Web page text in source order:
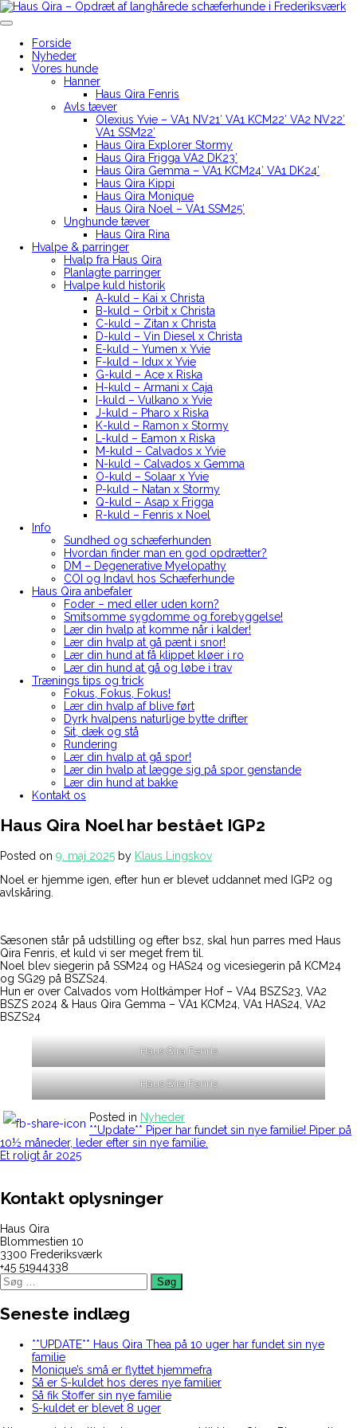
Skip
to
Forside
Nyheder
Vores hunde
Hanner
Haus Qira Fenris
Avls tæver
Olexius Yvie – VA1 NV21′ VA1 KCM22′ VA2 NV22′
VA1 SSM22′
Haus Qira Explorer Stormy
Haus Qira Frigga VA2 DK23′
Haus Qira Gemma – VA1 KCM24′ VA1 DK24′
Haus Qira Kippi
Haus Qira Monique
Haus Qira Noel – VA1 SSM25′
Unghunde tæver
Haus Qira Rina
Hvalpe & parringer
Hvalp fra Haus Qira
Planlagte parringer
Hvalpe kuld historik
A-kuld – Kai x Christa
B-kuld – Orbit x Christa
C-kuld – Zitan x Christa
D-kuld – Vin Diesel x Christa
E-kuld – Yumen x Yvie
F-kuld – Idux x Yvie
G-kuld – Ace x Riska
H-kuld – Armani x Caja
I-kuld – Vulkano x Yvie
J-kuld – Pharo x Riska
K-kuld – Ramon x Stormy
L-kuld – Eamon x Riska
M-kuld – Calvados x Yvie
N-kuld – Calvados x Gemma
O-kuld – Solaar x Yvie
P-kuld – Natan x Stormy
Q-kuld – Asap x Frigga
R-kuld – Fenris x Noel
Info
Sundhed og schæferhunden
Hvordan finder man en god opdrætter?
DM – Degenerative Myelopathy
COI og Indavl hos Schæferhunde
Haus Qira anbefaler
Foder – med eller uden korn?
Smitsomme sygdomme og forebyggelse!
Lær din hvalp at komme når i kalder!
Lær din hvalp at gå pænt i snor!
Lær din hund at få klippet kløer i ro
Lær din hund at gå og løbe i trav
Trænings tips og trick
Fokus, Fokus, Fokus!
Lær din hvalp af blive ført
Dyrk hvalpens naturlige bytte drifter
Sit, dæk og stå
Rundering
Lær din hvalp at gå spor!
Lær din hvalp at lægge sig på spor genstande
Lær din hund at bakke
Kontakt os
Haus Qira Noel har bestået IGP2
Posted on 9. maj 2025 by Klaus Lingskov
Noel er hjemme igen, efter hun er blevet uddannet med IGP2 og
avlskåring.
Sæsonen står på udstilling og efter bsz, skal hun parres med Haus
Qira Fenris, et kuld vi ser meget frem til.
Noel blev siegerin på SSM24 og HAS24 og vicesiegerin på KCM24
og SG29 på BSZS24.
Hun er over Calvados vom Holtkämper Hof – VA4 BSZS23, VA2
BSZS 2024 & Haus Qira Gemma – VA1 KCM24, VA1 HAS24, VA2
BSZS24
Haus Qira Fenris
Haus Qira Fenris
Posted in Nyheder
Indlægsnavigation**Update** Piper har fundet sin nye familie! Piper på
10½ måneder, leder efter sin nye familie.
Et roligt år 2025
Kontakt oplysninger
Haus Qira
Blommestien 10
3300 Frederiksværk
+45 51944338
Søg
efter:
Seneste indlæg
**UPDATE** Haus Qira Thea på 10 uger har fundet sin nye
familie
Monique’s små er flyttet hjemmefra
Så er S-kuldet hos deres nye familier
Så fik Stoffer sin nye familie
S-kuldet er blevet 8 uger